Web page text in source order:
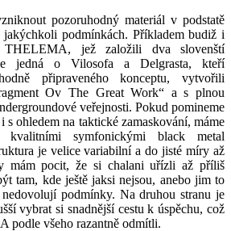
pozoruhodný materiál v podstatě
podmínkách. Příkladem budiž i
jež založili dva slovenští
jedná o Vilosofa a Delgrasta, kteří
připraveného konceptu, vytvořili
Ov The Great Work“ a s plnou
veřejnosti. Pokud pomineme
ohledem na taktické zamaskování, máme
symfonickými black metal
je velice variabilní a do jisté míry až
mám pocit, že si chalani uřízli až příliš
tam, kde ještě jaksi nejsou, anebo jim to
podmínky. Na druhou stranu je
vybrat si snadnější cestu k úspěchu, což
všeho razantně odmítli.